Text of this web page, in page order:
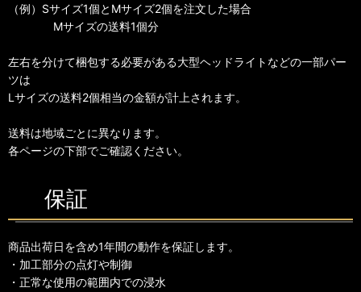
（例）Sサイズ1個とMサイズ2個を注文した場合
Mサイズの送料1個分
左右を分けて梱包する必要がある大型ヘッドライトなどの一部パー
ツは
Lサイズの送料2個相当の金額が計上されます。
送料は地域ごとに異なります。
各ページの下部でご確認ください。
保証
商品出荷日を含め1年間の動作を保証します。
・加工部分の点灯や制御
・正常な使用の範囲内での浸水